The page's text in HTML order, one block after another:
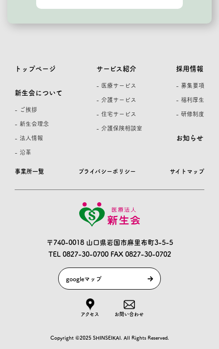
〒740-0018 山口県岩国市麻里布町3-5-5
TEL 0827-30-0700FAX 0827-30-0702
googleマップ
アクセス お問い合わせ
事業所一覧 プライバシーポリシー サイトマップ
トップページ
新生会について
- ご挨拶
- 新生会理念
- 法人情報
- 沿革
サービス紹介
- 医療サービス
- 介護サービス
- 住宅サービス
- 介護保険相談室
採用情報
- 募集要項
- 福利厚生
- 研修制度
お知らせ
Copyright ©2025 SHINSEIKAI. All Rights Reserved.